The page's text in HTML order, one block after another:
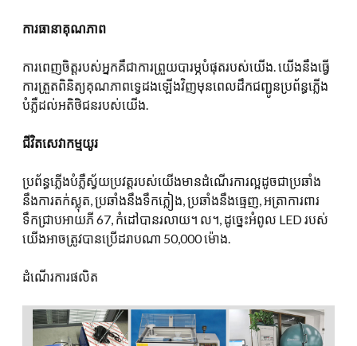
ការធានាគុណភាព
ការពេញចិត្តរបស់អ្នកគឺជាការព្រួយបារម្ភបំផុតរបស់យើង. យើងនឹងធ្វើ
ការត្រួតពិនិត្យគុណភាពទ្វេដងឡើងវិញមុនពេលដឹកជញ្ជូនប្រព័ន្ធភ្លើង
បំភ្លឺដល់អតិថិជនរបស់យើង.
ជីវិតសេវាកម្មយូរ
ប្រព័ន្ធភ្លើងបំភ្លឺស្វ័យប្រវត្តរបស់យើងមានដំណើរការល្អដូចជាប្រឆាំង
នឹងការតក់ស្លុត, ប្រឆាំងនឹងទឹកភ្លៀង, ប្រឆាំងនឹងធ្មេញ, អត្រាការពារ
ទឹកជ្រាបអាយភី 67, កំដៅបានរលាយ។ ល។, ដូច្នេះអំពូល LED របស់
យើងអាចត្រូវបានប្រើដរាបណា 50,000 ម៉ោង.
ដំណើរការផលិត